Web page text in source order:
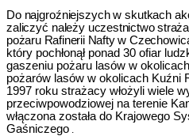
Do najgroźniejszych w skutkach
zaliczyć należy uczestnictwo
pożaru Rafinerii Nafty w Cze­
który pochłonął ponad 30 ofiar
gaszeniu pożaru lasów w
pożarów lasów w okolicach Kuźni
1997 roku strażacy włożyli wiele
przeciwpowodziowej na terenie
włączona została do Krajowego
Gaśniczego .